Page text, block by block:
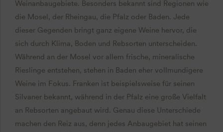
Weinanbaugebiete. Besonders bekannt sind Regionen wie
die Mosel, der Rheingau, die Pfalz oder Baden. Jede
dieser Gegenden bringt ganz eigene Weine hervor, die
sich durch Klima, Boden und Rebsorten unterscheiden.
Während an der Mosel vor allem frische, mineralische
Rieslinge entstehen, stehen in Baden eher vollmundigere
Weine im Fokus. Franken ist beispielsweise für seinen
Silvaner bekannt, während in der Pfalz eine große Vielfalt
an Rebsorten angebaut wird. Genau diese Unterschiede
machen den Reiz aus, denn jedes Anbaugebiet hat seinen